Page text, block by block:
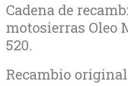
Cadena de
motosierras Oleo
520.
Recambio